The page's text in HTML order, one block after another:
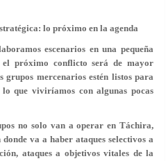
lo próximo en la agenda
escenarios en una pequeña
próximo conflicto será de mayor
mercenarios estén listos para
que viviríamos con algunas pocas
no solo van a operar en Táchira,
va a haber ataques selectivos a
ataques a objetivos vitales de la